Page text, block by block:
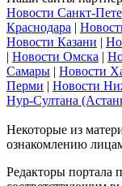
Новости Санкт-
Краснодара |
Новости Казани |
| Новости Омска |
Самары | Новости
Перми | Новости
Нур-Султана
Некоторые из
ознакомлению
Редакторы портала